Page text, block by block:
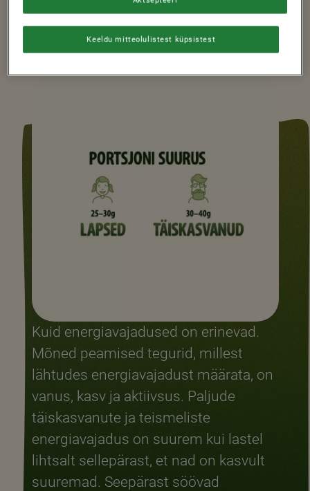
Kuid energiavajadused on erinevad.
Mõned peamised tegurid, millest
lähtudes energiavajadust määrata, on
vanus, kasv ja aktiivsus. Paljude
täiskasvanute ja teismeliste
energiavajadus on suurem kui lastel
lihtsalt sellepärast, et nad on kasvult
suuremad. Seepärast söövad
Keeldu mitteolulistest küpsistest